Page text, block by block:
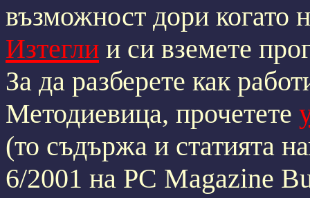
възможност дори когато
Изтегли и си вземете
За да разберете как
Методиевица, прочетете
(то съдържа и статията
6/2001 на PC Magazine